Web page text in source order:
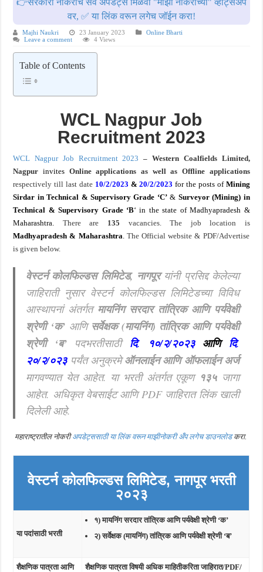
मोठी आनंदाची बातमी ! अंगणवाडी मध्ये ४९४३ पदांसाठी मेगा भरती ! Anganwadi Bharti 4943
👉सरकारी नोकरीचे सर्व अपडेट्स मिळवा "माझी नोकरीच्या" व्हॉट्सॲप
वर, ✅ या लिंक वरून लगेच जॉईन करा!
Majhi Naukri 23 January 2023
Online Bharti
Leave a comment
4 Views
Table of Contents
WCL NagpurJob
Recruitment2023
WCL Nagpur Job Recruitment 2023 – Western Coalfields Limited,
Nagpur invites Onlineapplications as well as Offline applications
respectively till last date 10/2/2023 & 20/2/2023for the posts of Mining
Sirdar in Technical & Supervisory Grade ‘C’& Surveyor (Mining) in
Technical & Supervisory Grade ‘B‘ in the state of Madhyapradesh &
Maharashtra. There are 135 vacancies. The job location is
Madhyapradesh & Maharashtra. The Official website & PDF/Advertise
is given below.
वेस्टर्न कोलफिल्डस लिमिटेड, नागपूरयांनी प्रसिद्द केलेल्या
जाहिराती नुसार वेस्टर्न कोलफिल्डस लिमिटेडच्या विविध
आस्थापनां अंतर्गत मायनिंग सरदार तांत्रिक आणि पर्यवेक्षी
श्रेणी ‘क’आणि सर्वेक्षक (मायनिंग) तांत्रिक आणि पर्यवेक्षी
श्रेणी ‘ब’पदभरतीसाठी दि. १०/२/२०२३ आणिदि.
२०/२/०२३ पर्यंत अनुक्रमेऑनलाईन आणि ऑफलाईन अर्ज
मागवण्यात येत आहेत. या भरती अंतर्गत एकूण १३५ जागा
आहेत. अधिकृत वेबसाईट आणि PDF जाहिरात लिंक खाली
दिलेली आहे.
महाराष्ट्रातील नोकरीअपडेट्ससाठी या लिंक वरून माझीनोकरी अँप लगेच डाउनलोडकरा.
वेस्टर्न कोलफिल्डस लिमिटेड, नागपूर भरती
२०२३
या पदांसाठी भरती
१) मायनिंग सरदार तांत्रिक आणि पर्यवेक्षी श्रेणी ‘क’
२) सर्वेक्षक (मायनिंग) तांत्रिक आणि पर्यवेक्षी श्रेणी ‘ब’
शैक्षणिक पात्रता आणि
शैक्षणिक पात्रता विषयी अधिक माहितीकरिता जाहिरात/PDF/